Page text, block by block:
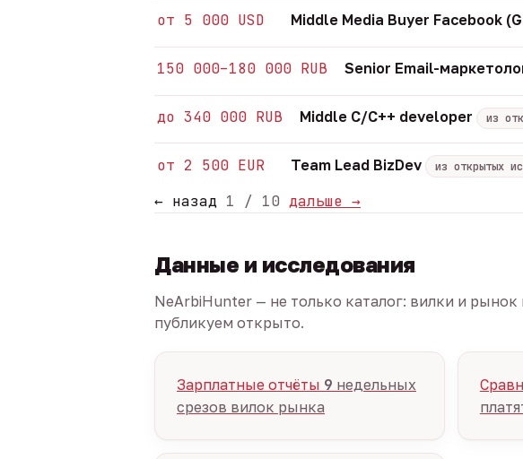
от 5 000 USD Middle Media Buyer Facebook
150 000–180 000 RUB Senior Email-
до 340 000 RUB Middle C/C++ developer из
от 2 500 EUR Team Lead BizDev из открытых
← назад 1 / 10 дальше →
Данные и исследования
NeArbiHunter — не только каталог: вилки и
публикуем открыто.
Зарплатные отчёты 9 недельных
срезов вилок рынка